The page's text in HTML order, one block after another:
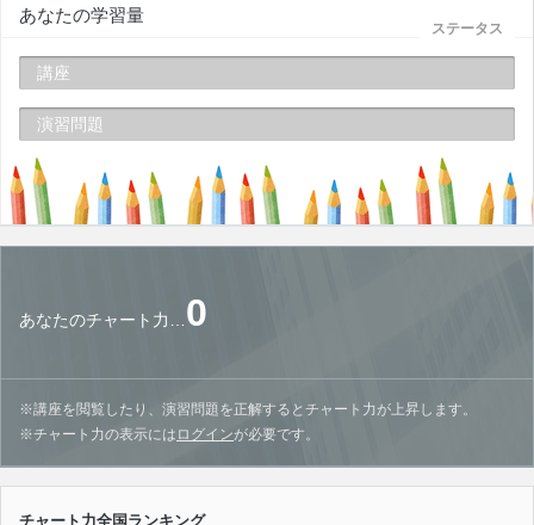
ステータス
あなたの学習量
講座
演習問題
あなたのチャート力…0
※講座を閲覧したり、演習問題を正解するとチャート力が上昇します。
※チャート力の表示には ログインが必要です。
チャート力全国ランキング